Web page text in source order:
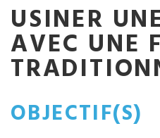
USINER
AVEC UNE
OBJECTIF(S)